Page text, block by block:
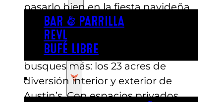
BAR & PARRILLA
REVL
BUFÉ LIBRE
FIESTA
pasarlo bien en la fiesta navideña
de tu oficina! Si todavía estás
buscando un lugar para tu evento
corporativo estas fiestas, no
busques más: los 23 acres de
diversión interior y exterior de
Austin’s. Con espacios privados